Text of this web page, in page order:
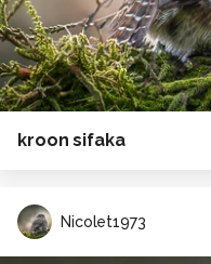
kroon sifaka
Nicolet1973